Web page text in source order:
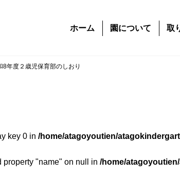
ホーム 園について 取
8年度２歳児保育部のしおり
key 0 in /home/atagoyoutien/
property "name" on null in /home/